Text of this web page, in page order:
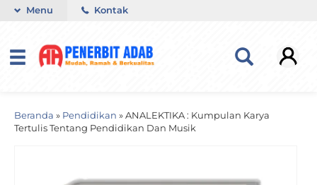
Menu Kontak
Beranda » Pendidikan » ANALEKTIKA : Kumpulan Karya
Tertulis Tentang Pendidikan Dan Musik